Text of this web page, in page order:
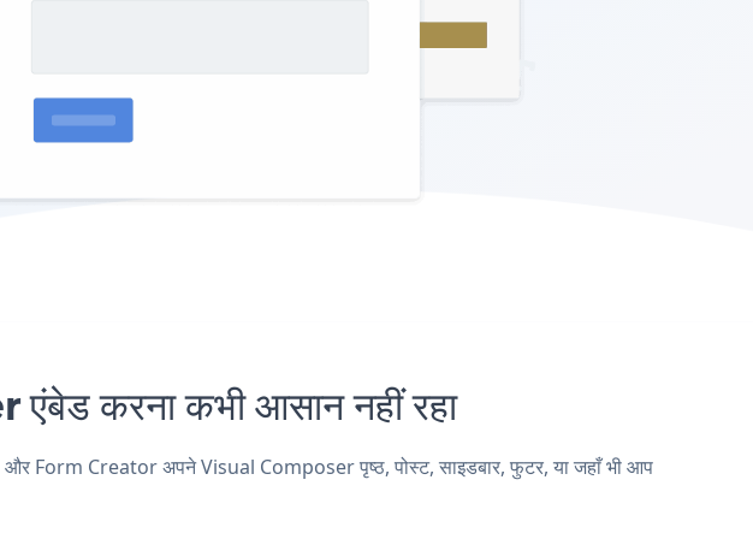
करना कभी आसान नहीं रहा
Form Creator अपने Visual Composer पृष्ठ, पोस्ट, साइडबार, फुटर, या जहाँ भी आप